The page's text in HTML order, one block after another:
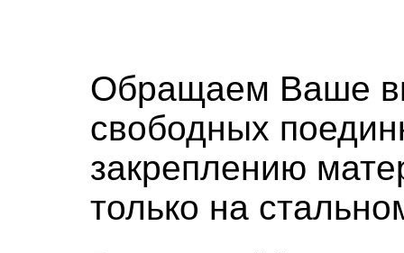
Обращаем Ваше
свободных
закреплению
только на